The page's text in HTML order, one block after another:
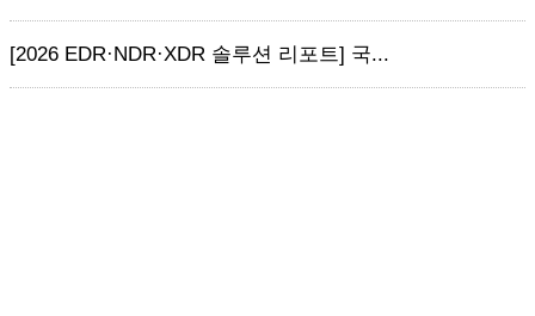
[2026 EDR·NDR·XDR 솔루션 리포트] 국...